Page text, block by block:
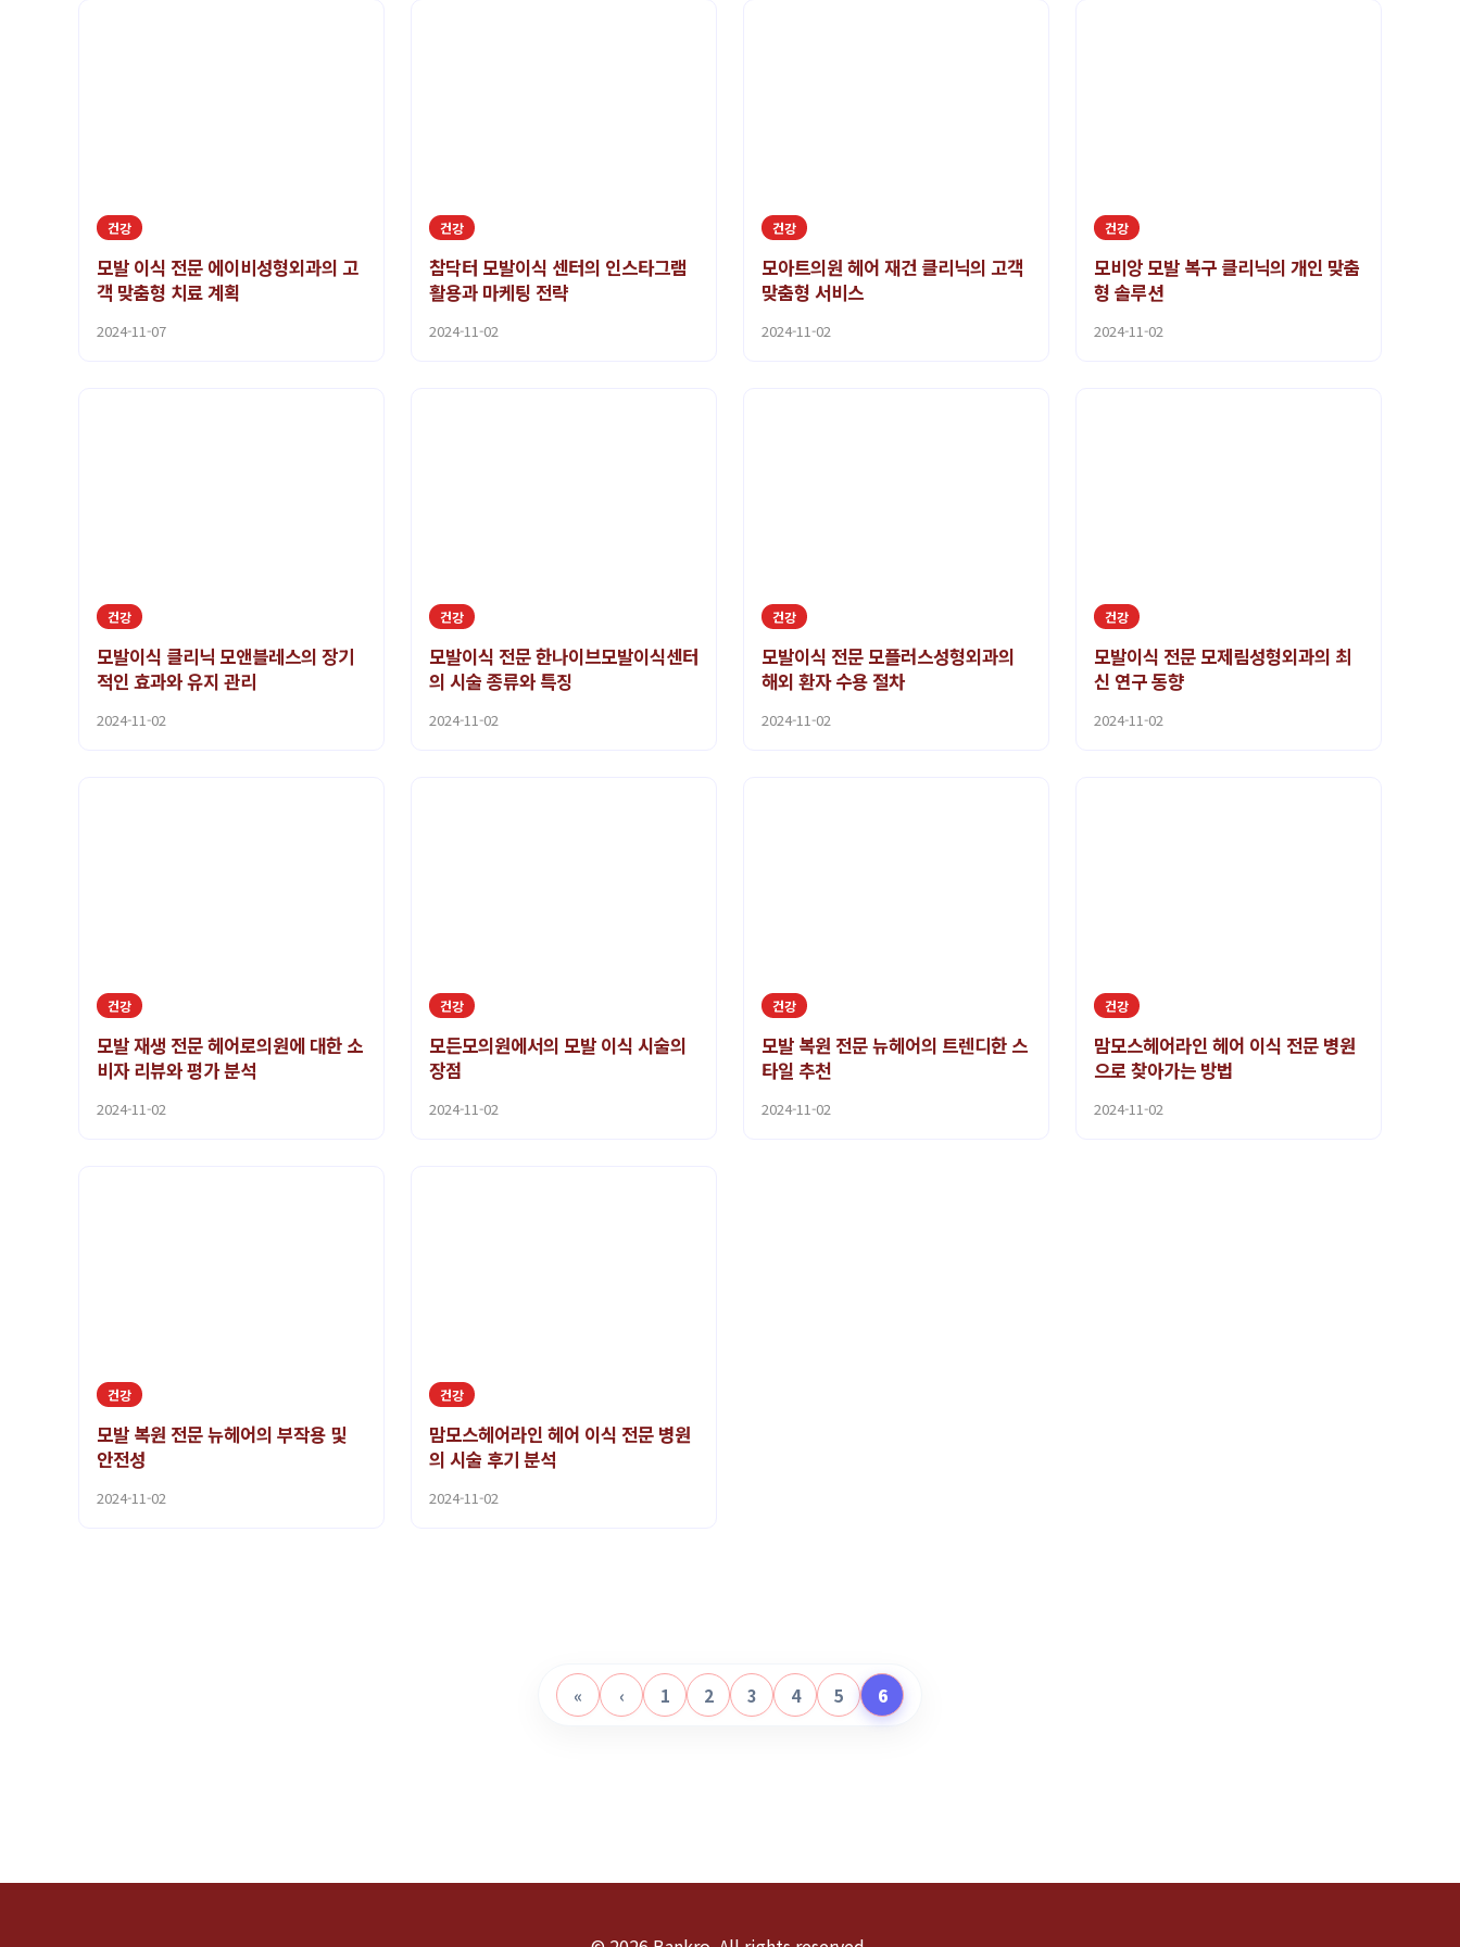
건강
모발 이식 전문 에이비성형외과의 고
객 맞춤형 치료 계획
2024-11-07
건강
참닥터 모발이식 센터의 인스타그램
활용과 마케팅 전략
2024-11-02
건강
모아트의원 헤어 재건 클리닉의 고객
맞춤형 서비스
2024-11-02
건강
모비앙 모발 복구 클리닉의 개인 맞춤
형 솔루션
2024-11-02
건강
모발이식 클리닉 모앤블레스의 장기
적인 효과와 유지 관리
2024-11-02
건강
모발이식 전문 한나이브모발이식센터
의 시술 종류와 특징
2024-11-02
건강
모발이식 전문 모플러스성형외과의
해외 환자 수용 절차
2024-11-02
건강
모발이식 전문 모제림성형외과의 최
신 연구 동향
2024-11-02
건강
모발 재생 전문 헤어로의원에 대한 소
비자 리뷰와 평가 분석
2024-11-02
건강
모든모의원에서의 모발 이식 시술의
장점
2024-11-02
건강
모발 복원 전문 뉴헤어의 트렌디한 스
타일 추천
2024-11-02
건강
맘모스헤어라인 헤어 이식 전문 병원
으로 찾아가는 방법
2024-11-02
건강
모발 복원 전문 뉴헤어의 부작용 및
안전성
2024-11-02
건강
맘모스헤어라인 헤어 이식 전문 병원
의 시술 후기 분석
2024-11-02
« ‹ 1 2 3 4 5 6